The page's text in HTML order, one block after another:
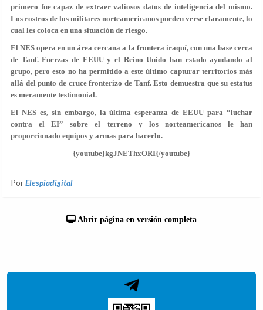
primero fue capaz de extraer valiosos datos de inteligencia del mismo.
Los rostros de los militares norteamericanos pueden verse claramente, lo
cual les coloca en una situación de riesgo.
El NES opera en un área cercana a la frontera iraquí, con una base cerca
de Tanf. Fuerzas de EEUU y el Reino Unido han estado ayudando al
grupo, pero esto no ha permitido a este último capturar territorios más
allá del punto de cruce fronterizo de Tanf. Esto demuestra que su estatus
es meramente testimonial.
El NES es, sin embargo, la última esperanza de EEUU para “luchar
contra el EI” sobre el terreno y los norteamericanos le han
proporcionado equipos y armas para hacerlo.
{youtube}kgJNEThxORI{/youtube}
PorElespiadigital
Abrir página en versión completa